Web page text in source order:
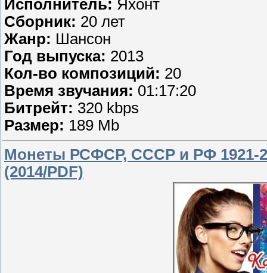
Исполнитель: Яхонт
Сборник: 20 лет
Жанр: Шансон
Год выпуска: 2013
Кол-во композиций: 20
Время звучания: 01:17:20
Битрейт: 320 kbps
Размер: 189 Mb
Монеты РСФСР, СССР и РФ 1921-
(2014/PDF)